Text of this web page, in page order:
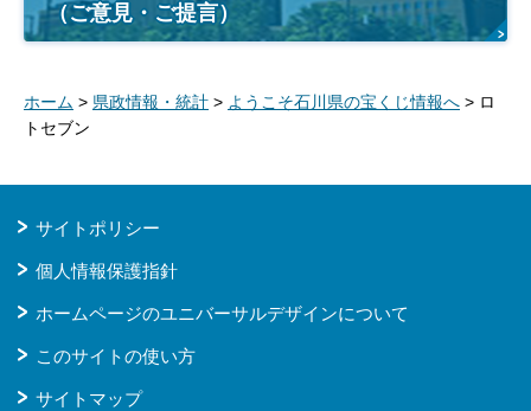
（ご意見・ご提言）
ホーム > 県政情報・統計 > ようこそ石川県の宝くじ情報へ > ロ
トセブン
サイトポリシー
個人情報保護指針
ホームページのユニバーサルデザインについて
このサイトの使い方
サイトマップ